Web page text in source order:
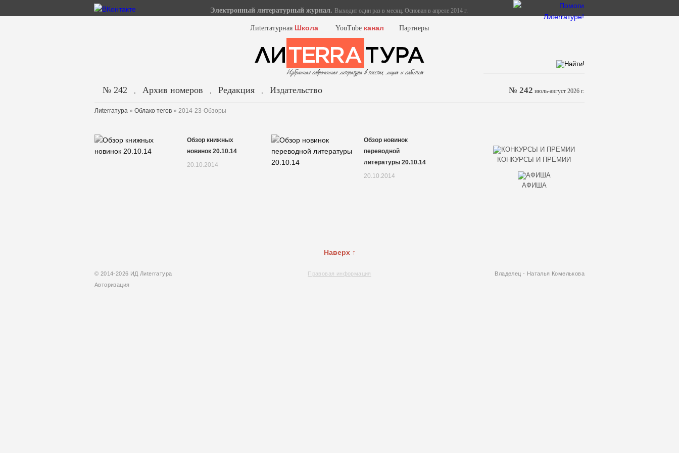
Электронный литературный журнал. Выходит один раз в месяц. Основан в апреле 2014 г.
Лиterraтурная Школа YouTube канал Партнеры
№ 242 . Архив номеров . Редакция . Издательство № 242 июль-август 2026 г.
Лиterraтура » Облако тегов » 2014-23-Обзоры
Обзор книжных
новинок 20.10.14
20.10.2014
Обзор новинок
переводной
литературы 20.10.14
20.10.2014
КОНКУРСЫ И ПРЕМИИ
АФИША
Наверх ↑
© 2014-2026 ИД Лиterraтура Правовая информация
Владелец - Наталья Комелькова
Авторизация